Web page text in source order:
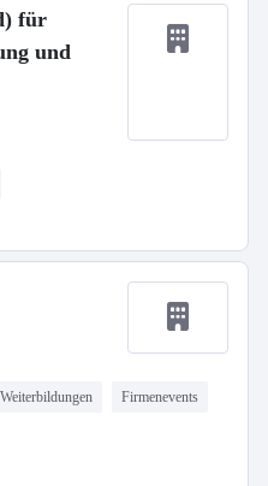
für
und
Weiterbildungen Firmenevents